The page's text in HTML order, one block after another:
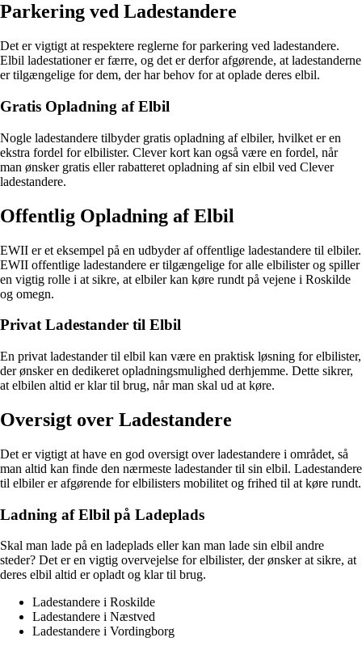
Parkering ved Ladestandere
Det er vigtigt at respektere reglerne for parkering ved ladestandere.
Elbil ladestationer er færre, og det er derfor afgørende, at ladestanderne
er tilgængelige for dem, der har behov for at oplade deres elbil.
Gratis Opladning af Elbil
Nogle ladestandere tilbyder gratis opladning af elbiler, hvilket er en
ekstra fordel for elbilister. Clever kort kan også være en fordel, når
man ønsker gratis eller rabatteret opladning af sin elbil ved Clever
ladestandere.
Offentlig Opladning af Elbil
EWII er et eksempel på en udbyder af offentlige ladestandere til elbiler.
EWII offentlige ladestandere er tilgængelige for alle elbilister og spiller
en vigtig rolle i at sikre, at elbiler kan køre rundt på vejene i Roskilde
og omegn.
Privat Ladestander til Elbil
En privat ladestander til elbil kan være en praktisk løsning for elbilister,
der ønsker en dedikeret opladningsmulighed derhjemme. Dette sikrer,
at elbilen altid er klar til brug, når man skal ud at køre.
Oversigt over Ladestandere
Det er vigtigt at have en god oversigt over ladestandere i området, så
man altid kan finde den nærmeste ladestander til sin elbil. Ladestandere
til elbiler er afgørende for elbilisters mobilitet og frihed til at køre rundt.
Ladning af Elbil på Ladeplads
Skal man lade på en ladeplads eller kan man lade sin elbil andre
steder? Det er en vigtig overvejelse for elbilister, der ønsker at sikre, at
deres elbil altid er opladt og klar til brug.
Ladestandere i Roskilde
Ladestandere i Næstved
Ladestandere i Vordingborg